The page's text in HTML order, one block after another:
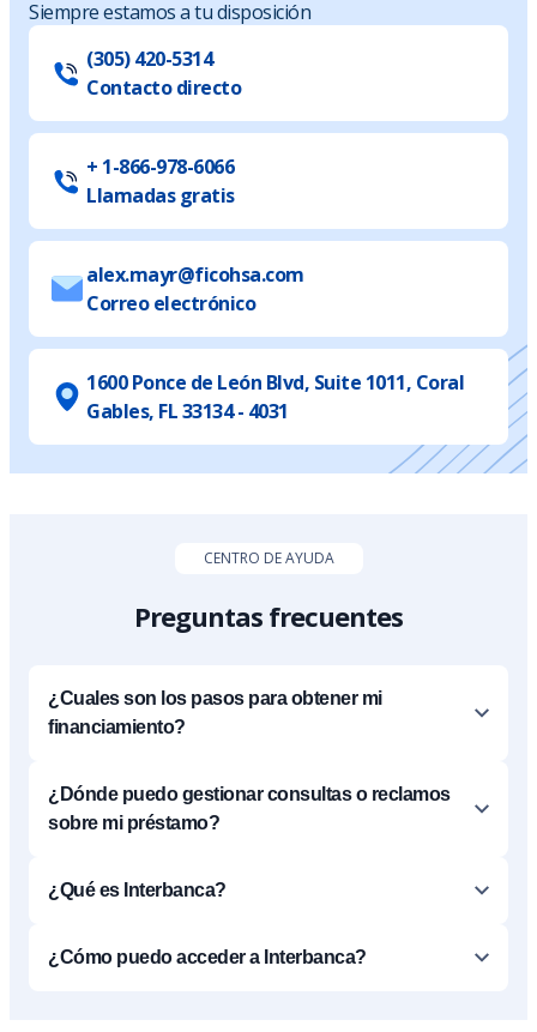
Siempre estamos a tu disposición
(305) 420-5314
Contacto directo
+ 1-866-978-6066
Llamadas gratis
alex.mayr@ficohsa.com
Correo electrónico
1600 Ponce de León Blvd, Suite 1011, Coral
Gables, FL 33134 - 4031
CENTRO DE AYUDA
Preguntas frecuentes
¿Cuales son los pasos para obtener mi
financiamiento?
¿Dónde puedo gestionar consultas o reclamos
sobre mi préstamo?
¿Qué es Interbanca?
¿Cómo puedo acceder a Interbanca?